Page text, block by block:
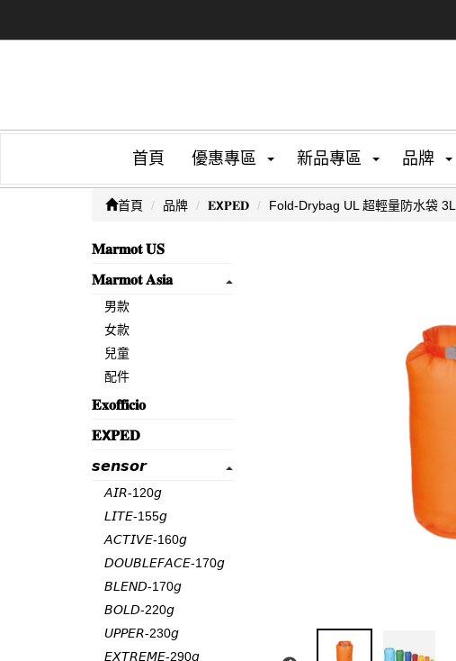
首頁 優惠專區 新品專區 品牌
首頁 品牌 𝐄𝗫𝐏𝐄𝐃 Fold-Drybag UL 超輕量防水袋 3L
𝐌𝐚𝐫𝐦𝐨𝐭 𝐔𝐒
𝐌𝐚𝐫𝐦𝐨𝐭 𝐀𝐬𝐢𝐚
男款
女款
兒童
配件
𝐄𝐱𝐨𝐟𝐟𝐢𝐜𝐢𝐨
𝐄𝗫𝐏𝐄𝐃
𝙨𝙚𝙣𝙨𝙤𝙧
𝘈𝘐𝘙-120𝘨
𝘓𝘐𝘛𝘌-155𝘨
𝘈𝘊𝘛𝘐𝘝𝘌-160𝘨
𝘋𝘖𝘜𝘉𝘓𝘌𝘍𝘈𝘊𝘌-170𝘨
𝘉𝘓𝘌𝘕𝘋-170𝘨
𝘉𝘖𝘓𝘋-220𝘨
𝘜𝘗𝘗𝘌𝘙-230𝘨
𝘌𝘟𝘛𝘙𝘌𝘔𝘌-290𝘨